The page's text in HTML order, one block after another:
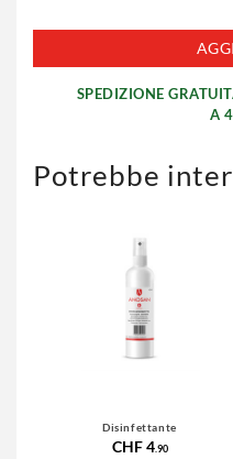
SPEDIZIONE
A
Potrebbe
Disinfettante
CHF 4.90